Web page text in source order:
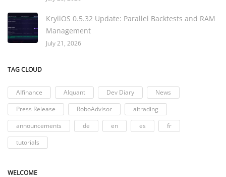
KryllOS 0.5.32 Update: Parallel Backtests and RAM
Management
July 21, 2026
TAG CLOUD
AIfinance AIquant Dev Diary
News
Press Release
RoboAdvisor
aitrading
announcements
de en es
fr
tutorials
WELCOME